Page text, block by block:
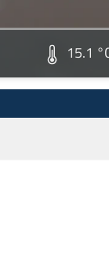
15.1